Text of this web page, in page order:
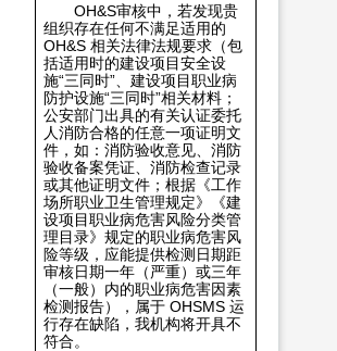
OH&S审核中，若发现贵
组织存在任何不满足适用的
OH&S 相关法律法规要求（包
括适用时的建设项目安全设
施“三同时”、建设项目职业病
防护设施“三同时”相关材料；
公安部门出具的有关认证委托
人消防合格的任意一项证明文
件，如：消防验收意见、消防
验收备案凭证、消防检查记录
或其他证明文件；根据《工作
场所职业卫生管理规定》《建
设项目职业病危害风险分类管
理目录》规定的职业病危害风
险等级，应能提供检测日期距
审核日期一年（严重）或三年
（一般）内的职业病危害因素
检测报告），属于 OHSMS 运
行存在缺陷，我机构将开具不
符合。